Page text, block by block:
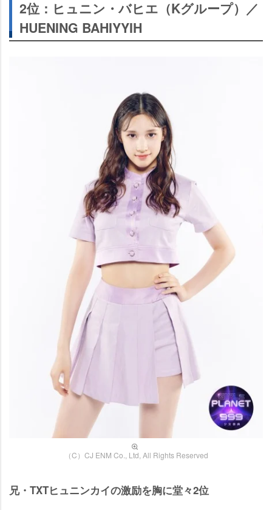
2位：ヒュニン・バヒエ（Kグループ）／
HUENING BAHIYYIH
（C）CJ ENM Co., Ltd, All Rights Reserved
兄・TXTヒュニンカイの激励を胸に堂々2位